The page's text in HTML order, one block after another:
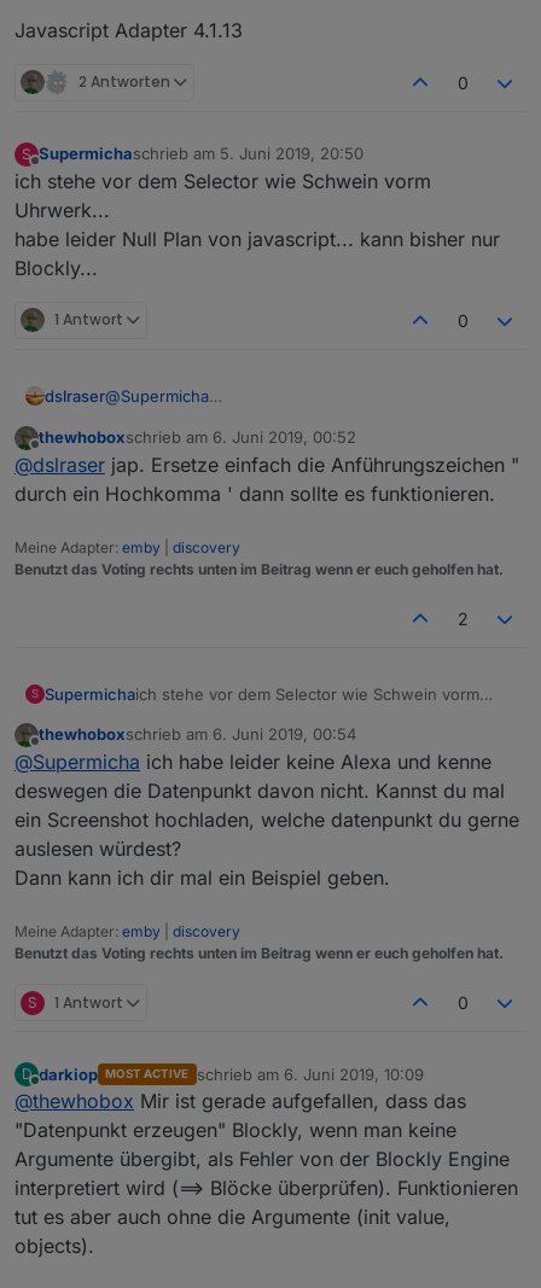
Javascript Adapter 4.1.13
2 Antworten 0
S
Offline
Supermichaschrieb am 5. Juni 2019, 20:50
zuletzt editiert von
ich stehe vor dem Selector wie Schwein vorm
Uhrwerk...
habe leider Null Plan von javascript... kann bisher nur
Blockly...
1 Antwort 0
dslraser@Supermicha
so wie hierhat es bei mir schon mal funktioniert, aber
aktuell bekomme ich mit genau der gleichen
Einstellung eine Fehlermeldung.
Wenn ich mir dann den Baustein in JS ansehe, denke
in js sieht es so dann aus ???
Offline
thewhoboxschrieb am 6. Juni 2019, 00:52
zuletzt editiert von
@dslraser jap. Ersetze einfach die Anführungszeichen "
durch ein Hochkomma ' dann sollte es funktionieren.
Meine Adapter: emby
discovery
Benutzt das Voting rechts unten im Beitrag wenn er euch geholfen hat.
2
S Supermichaich stehe vor dem Selector wie Schwein vorm
habe leider Null Plan von javascript... kann bisher
nur Blockly...
Offline
thewhoboxschrieb am 6. Juni 2019, 00:54
zuletzt editiert von
@Supermicha ich habe leider keine Alexa und kenne
deswegen die Datenpunkt davon nicht. Kannst du mal
ein Screenshot hochladen, welche datenpunkt du gerne
auslesen würdest?
Dann kann ich dir mal ein Beispiel geben.
Meine Adapter: emby
discovery
Benutzt das Voting rechts unten im Beitrag wenn er euch geholfen hat.
S 1 Antwort 0
D
Online
darkiop MOST ACTIVE schrieb am 6. Juni 2019, 10:09
zuletzt editiert von
@thewhobox Mir ist gerade aufgefallen, dass das
"Datenpunkt erzeugen" Blockly, wenn man keine
Argumente übergibt, als Fehler von der Blockly Engine
interpretiert wird (==> Blöcke überprüfen). Funktionieren
tut es aber auch ohne die Argumente (init value,
objects).